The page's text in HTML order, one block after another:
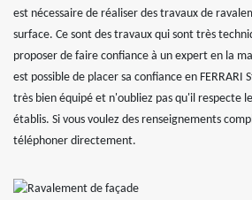
est nécessaire de réaliser des travaux de
surface. Ce sont des travaux qui sont très
proposer de faire confiance à un expert en la
est possible de placer sa confiance en FERRARI
très bien équipé et n'oubliez pas qu'il respecte
établis. Si vous voulez des renseignements
téléphoner directement.